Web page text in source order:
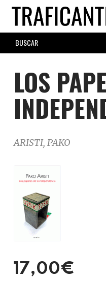
Skip
main
content
SEARCH
FORM
LOS
ARISTI, PAKO
17,00€